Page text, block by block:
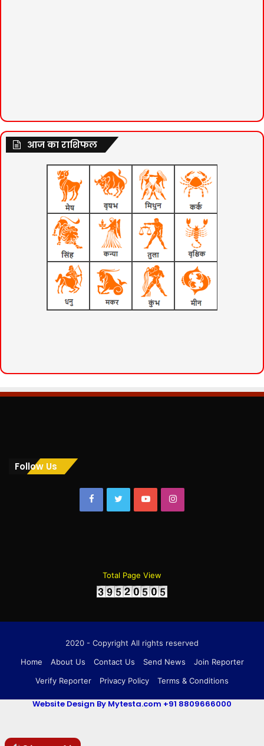
आज का राशिफल
Follow Us
FacebookTwitterYouTubeInstagram
Total Page View
2020 - Copyright All rights reserved
Home
About Us Contact Us Send News
Join Reporter
Verify Reporter
Privacy Policy Terms & Conditions
Website Design By Mytesta.com +91 8809666000